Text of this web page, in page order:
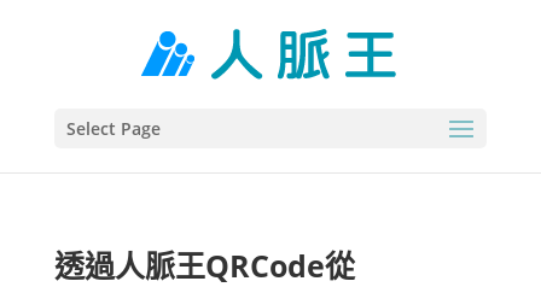
Select Page
透過人脈王QRCode從